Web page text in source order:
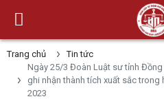
Trang chủ
Tin tức
Ngày 25/3 Đoàn Luật sư tỉnh
ghi nhận thành tích xuất sắc trong
2023